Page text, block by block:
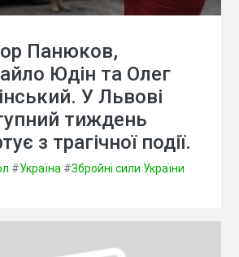
Панюков,
Юдін та Олег
У Львові
тиждень
з трагічної події.
#Україна #Збройні сили України